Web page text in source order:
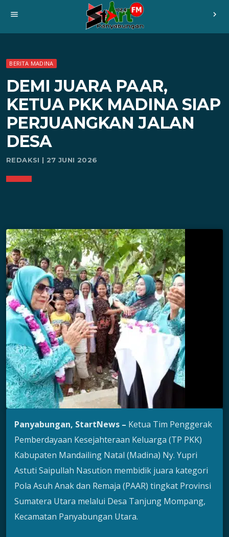
menu chevron_right
BERITA MADINA
DEMI JUARA PAAR,
KETUA PKK MADINA SIAP
PERJUANGKAN JALAN
DESA
REDAKSI | 27 JUNI 2026
Panyabungan, StartNews – Ketua Tim Penggerak
Pemberdayaan Kesejahteraan Keluarga (TP PKK)
Kabupaten Mandailing Natal (Madina) Ny. Yupri
Astuti Saipullah Nasution membidik juara kategori
Pola Asuh Anak dan Remaja (PAAR) tingkat Provinsi
Sumatera Utara melalui Desa Tanjung Mompang,
Kecamatan Panyabungan Utara.